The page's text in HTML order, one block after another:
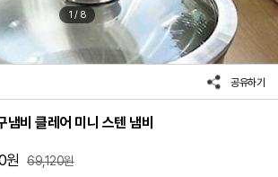
1 / 8
공유하기
냄비 클레어 미니 스텐 냄비
원 69,120원